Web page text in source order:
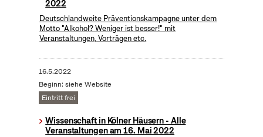
2022
Deutschlandweite Präventionskampagne unter dem
Motto "Alkohol? Weniger ist besser!" mit
Veranstaltungen, Vorträgen etc.
16.5.2022
Beginn: siehe Website
Eintritt frei
Wissenschaft in Kölner Häusern - Alle
Veranstaltungen am 16. Mai 2022